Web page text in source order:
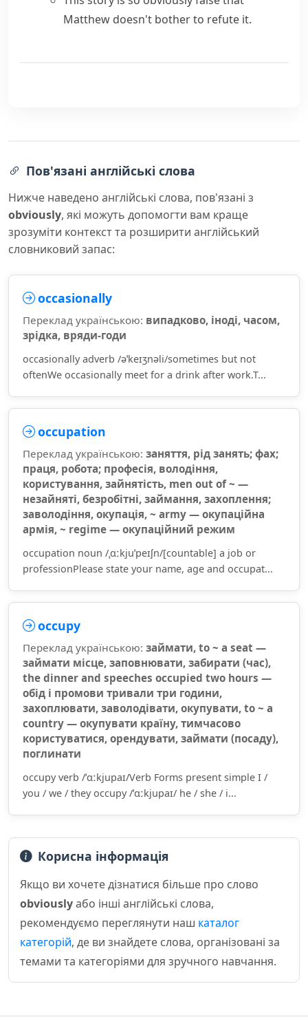
Matthew doesn't bother to refute it.
Пов'язані англійські слова
Нижче наведено англійські слова, пов'язані з
obviously, які можуть допомогти вам краще
зрозуміти контекст та розширити англійський
словниковий запас:
occasionally
Переклад українською: випадково, іноді, часом,
зрідка, вряди-годи
occasionally adverb /əˈkeɪʒnəli/sometimes but not
oftenWe occasionally meet for a drink after work.T...
occupation
Переклад українською: заняття, рід занять; фах;
праця, робота; професія, володіння,
користування, зайнятість, men out of ~ —
незайняті, безробітні, займання, захоплення;
заволодіння, окупація, ~ army — окупаційна
армія, ~ regime — окупаційний режим
occupation noun /ˌɑːkjuˈpeɪʃn/[countable] a job or
professionPlease state your name, age and occupat...
occupy
Переклад українською: займати, to ~ a seat —
займати місце, заповнювати, забирати (час),
the dinner and speeches occupied two hours —
обід і промови тривали три години,
захоплювати, заволодівати, окупувати, to ~ a
country — окупувати країну, тимчасово
користуватися, орендувати, займати (посаду),
поглинати
occupy verb /ˈɑːkjupaɪ/Verb Forms present simple I /
you / we / they occupy /ˈɑːkjupaɪ/ he / she / i...
Корисна інформація
Якщо ви хочете дізнатися більше про слово
obviouslyабо інші англійські слова,
рекомендуємо переглянути наш каталог
категорій, де ви знайдете слова, організовані за
темами та категоріями для зручного навчання.